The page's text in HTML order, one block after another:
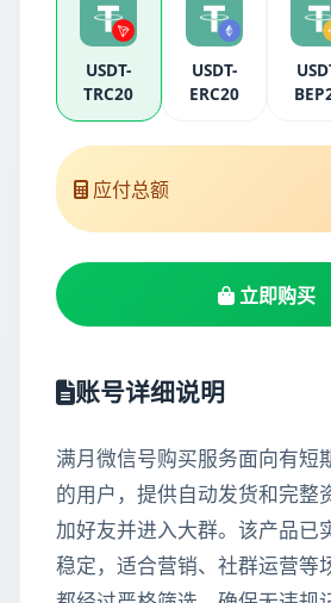
USDT-
TRC20
USDT-
ERC20
应付总额
立即购买
账号详细说明
满月微信号购买服务面向有短
的用户，提供自动发货和完整
加好友并进入大群。该产品已
稳定，适合营销、社群运营等